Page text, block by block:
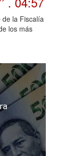
de la Fiscalía
los más